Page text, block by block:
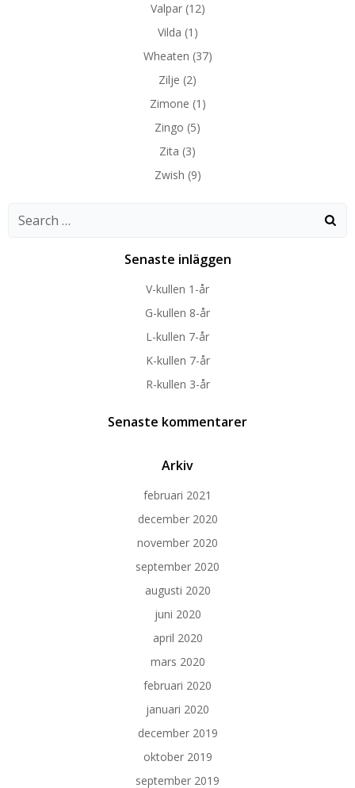
Valpar(12)
Vilda (1)
Wheaten (37)
Zilje (2)
Zimone (1)
Zingo (5)
Zita (3)
Zwish (9)
Search
Senaste inläggen
V-kullen 1-år
G-kullen 8-år
L-kullen 7-år
K-kullen 7-år
R-kullen 3-år
Senaste kommentarer
Arkiv
februari 2021
december 2020
november 2020
september 2020
augusti 2020
juni 2020
april 2020
mars 2020
februari 2020
januari 2020
december 2019
oktober 2019
september 2019